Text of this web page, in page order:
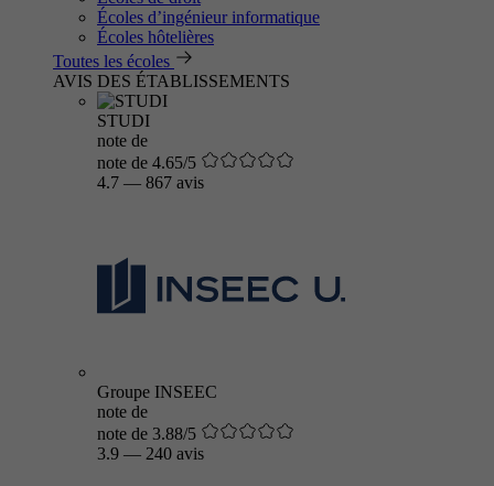
Écoles d’ingénieur informatique
Écoles hôtelières
Toutes les écoles
AVIS DES ÉTABLISSEMENTS
STUDI
note de
note de 4.65/5
4.7 — 867 avis
Groupe INSEEC
note de
note de 3.88/5
3.9 — 240 avis